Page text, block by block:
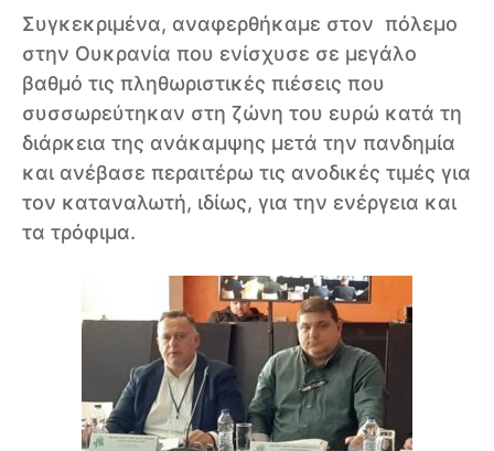
Συγκεκριμένα, αναφερθήκαμε στον πόλεμο
στην Ουκρανία που ενίσχυσε σε μεγάλο
βαθμό τις πληθωριστικές πιέσεις που
συσσωρεύτηκαν στη ζώνη του ευρώ κατά τη
διάρκεια της ανάκαμψης μετά την πανδημία
και ανέβασε περαιτέρω τις ανοδικές τιμές για
τον καταναλωτή, ιδίως, για την ενέργεια και
τα τρόφιμα.